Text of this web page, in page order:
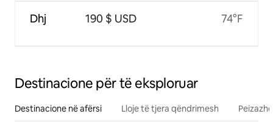
Dhj 190 $ USD 74°F
Destinacione për të eksploruar
Destinacione në afërsi Lloje të tjera qëndrimesh